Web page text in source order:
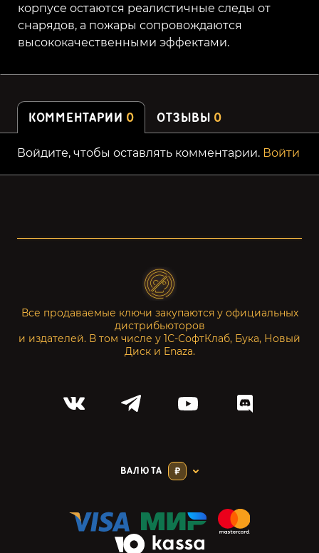
корпусе остаются реалистичные следы от
снарядов, а пожары сопровождаются
высококачественными эффектами.
КОММЕНТАРИИ 0 ОТЗЫВЫ 0
Войдите, чтобы оставлять комментарии. Войти
Все продаваемые ключи закупаются у официальных
дистрибьюторов
и издателей. В том числе у 1С-СофтКлаб, Бука, Новый
Диск и Enaza.
ВАЛЮТА ₽